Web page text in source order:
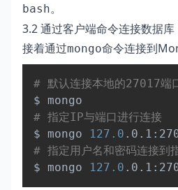
bash。
3.2 通过客户端命令连接数据库
接着通过mongo命令连接到
# 默认连接本地的27017端
# 指定IP与端口进行连接
$ mongo
127.0
# 指定用户名和密码连接到
$ mongo
127.0